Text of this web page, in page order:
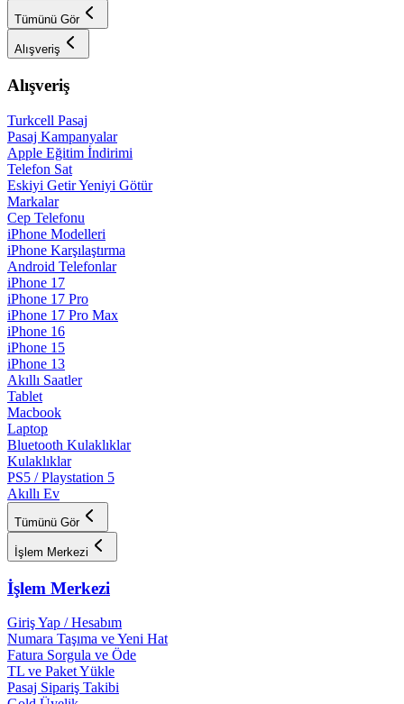
Tümünü Gör
Alışveriş
Alışveriş
Turkcell Pasaj
Pasaj Kampanyalar
Apple Eğitim İndirimi
Telefon Sat
Eskiyi Getir Yeniyi Götür
Markalar
Cep Telefonu
iPhone Modelleri
iPhone Karşılaştırma
Android Telefonlar
iPhone 17
iPhone 17 Pro
iPhone 17 Pro Max
iPhone 16
iPhone 15
iPhone 13
Akıllı Saatler
Tablet
Macbook
Laptop
Bluetooth Kulaklıklar
Kulaklıklar
PS5 / Playstation 5
Akıllı Ev
Tümünü Gör
İşlem Merkezi
İşlem Merkezi
Giriş Yap / Hesabım
Numara Taşıma ve Yeni Hat
Fatura Sorgula ve Öde
TL ve Paket Yükle
Pasaj Sipariş Takibi